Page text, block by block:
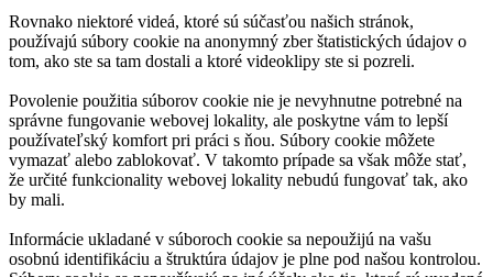
Rovnako niektoré videá, ktoré sú súčasťou našich stránok,
používajú súbory cookie na anonymný zber štatistických údajov o
tom, ako ste sa tam dostali a ktoré videoklipy ste si pozreli.
Povolenie použitia súborov cookie nie je nevyhnutne potrebné na
správne fungovanie webovej lokality, ale poskytne vám to lepší
používateľský komfort pri práci s ňou. Súbory cookie môžete
vymazať alebo zablokovať. V takomto prípade sa však môže stať,
že určité funkcionality webovej lokality nebudú fungovať tak, ako
by mali.
Informácie ukladané v súboroch cookie sa nepoužijú na vašu
osobnú identifikáciu a štruktúra údajov je plne pod našou kontrolou.